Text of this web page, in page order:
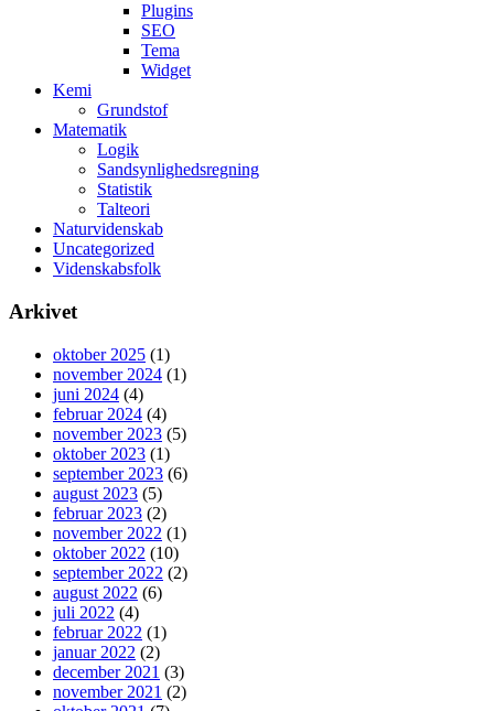
Plugins
SEO
Tema
Widget
Kemi
Grundstof
Matematik
Logik
Sandsynlighedsregning
Statistik
Talteori
Naturvidenskab
Uncategorized
Videnskabsfolk
Arkivet
oktober 2025 (1)
november 2024 (1)
juni 2024 (4)
februar 2024 (4)
november 2023 (5)
oktober 2023 (1)
september 2023 (6)
august 2023 (5)
februar 2023 (2)
november 2022 (1)
oktober 2022 (10)
september 2022 (2)
august 2022 (6)
juli 2022 (4)
februar 2022 (1)
januar 2022 (2)
december 2021 (3)
november 2021 (2)